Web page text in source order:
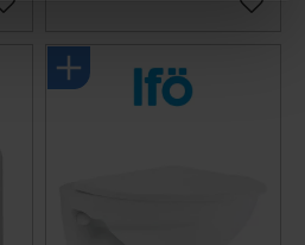
Lägg till i favoriter Lägg